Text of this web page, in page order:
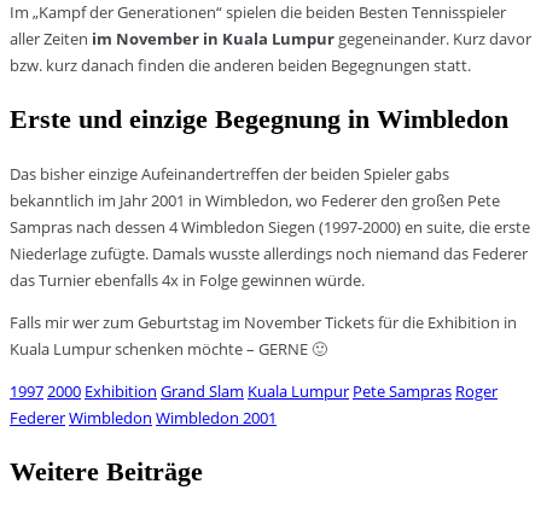
Im „Kampf der Generationen“ spielen die beiden Besten Tennisspieler
aller Zeiten im November in Kuala Lumpur gegeneinander. Kurz davor
bzw. kurz danach finden die anderen beiden Begegnungen statt.
Erste und einzige Begegnung in Wimbledon
Das bisher einzige Aufeinandertreffen der beiden Spieler gabs
bekanntlich im Jahr 2001 in Wimbledon, wo Federer den großen Pete
Sampras nach dessen 4 Wimbledon Siegen (1997-2000) en suite, die erste
Niederlage zufügte. Damals wusste allerdings noch niemand das Federer
das Turnier ebenfalls 4x in Folge gewinnen würde.
Falls mir wer zum Geburtstag im November Tickets für die Exhibition in
Kuala Lumpur schenken möchte – GERNE 🙂
19972000 Exhibition Grand Slam Kuala Lumpur Pete Sampras Roger
FedererWimbledon Wimbledon 2001
Weitere Beiträge